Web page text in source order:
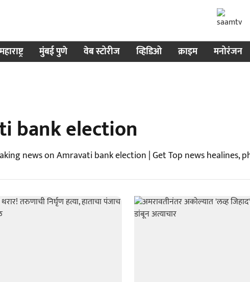
मुंबई पुणे वेब स्टोरीज व्हिडिओ क्राइम मनोरंजन
bank election
news on Amravati bank election | Get Top news